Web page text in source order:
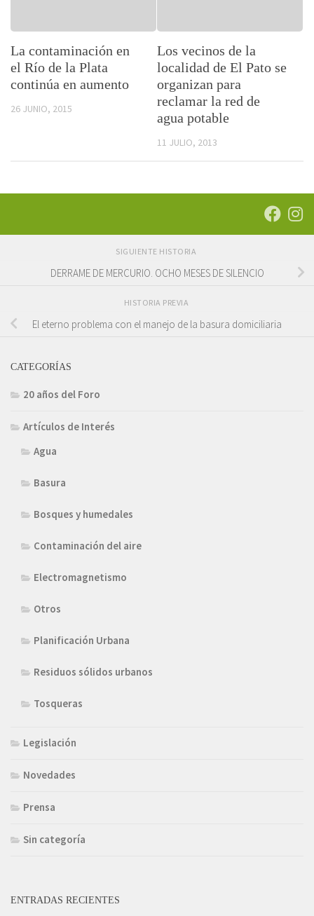
La contaminación en
el Río de la Plata
continúa en aumento
26 JUNIO, 2015
Los vecinos de la
localidad de El Pato se
organizan para
reclamar la red de
agua potable
11 JULIO, 2013
SIGUIENTE HISTORIA
DERRAME DE MERCURIO. OCHO MESES DE SILENCIO
HISTORIA PREVIA
El eterno problema con el manejo de la basura domiciliaria
CATEGORÍAS
20 años del Foro
Artículos de Interés
Agua
Basura
Bosques y humedales
Contaminación del aire
Electromagnetismo
Otros
Planificación Urbana
Residuos sólidos urbanos
Tosqueras
Legislación
Novedades
Prensa
Sin categoría
ENTRADAS RECIENTES